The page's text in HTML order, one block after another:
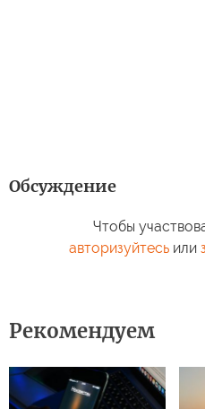
Обсуждение
Чтобы
авторизуйтесьили
Рекомендуем